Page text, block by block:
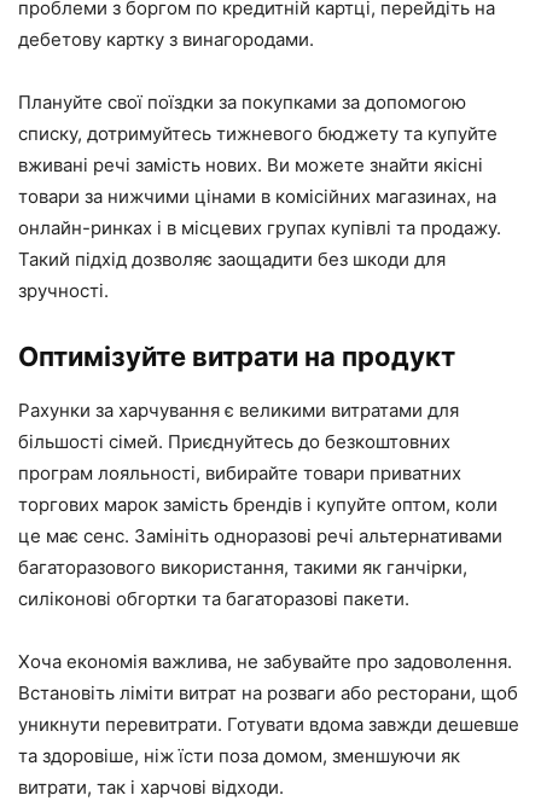
проблеми з боргом по кредитній картці, перейдіть на
дебетову картку з винагородами.
Плануйте свої поїздки за покупками за допомогою
списку, дотримуйтесь тижневого бюджету та купуйте
вживані речі замість нових. Ви можете знайти якісні
товари за нижчими цінами в комісійних магазинах, на
онлайн-ринках і в місцевих групах купівлі та продажу.
Такий підхід дозволяє заощадити без шкоди для
зручності.
Оптимізуйте витрати на продукт
Рахунки за харчування є великими витратами для
більшості сімей. Приєднуйтесь до безкоштовних
програм лояльності, вибирайте товари приватних
торгових марок замість брендів і купуйте оптом, коли
це має сенс. Замініть одноразові речі альтернативами
багаторазового використання, такими як ганчірки,
силіконові обгортки та багаторазові пакети.
Хоча економія важлива, не забувайте про задоволення.
Встановіть ліміти витрат на розваги або ресторани, щоб
уникнути перевитрати. Готувати вдома завжди дешевше
та здоровіше, ніж їсти поза домом, зменшуючи як
витрати, так і харчові відходи.